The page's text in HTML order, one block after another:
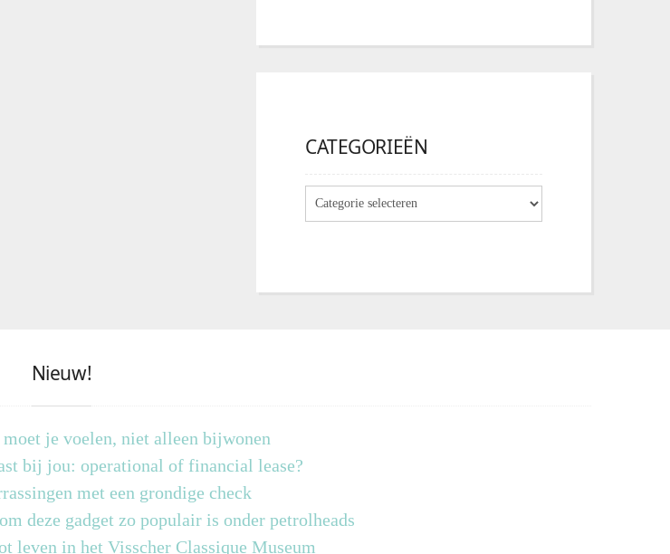
CATEGORIEËN
Nieuw!
moet je voelen, niet alleen bijwonen
bij jou: operational of financial lease?
met een grondige check
deze gadget zo populair is onder petrolheads
leven in het Visscher Classique Museum